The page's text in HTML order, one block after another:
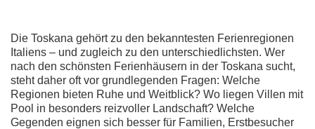
Die Toskana gehört zu den bekanntesten Ferienregionen
Italiens – und zugleich zu den unterschiedlichsten. Wer
nach den schönsten Ferienhäusern in der Toskana sucht,
steht daher oft vor grundlegenden Fragen: Welche
Regionen bieten Ruhe und Weitblick? Wo liegen Villen mit
Pool in besonders reizvoller Landschaft? Welche
Gegenden eignen sich besser für Familien, Erstbesucher